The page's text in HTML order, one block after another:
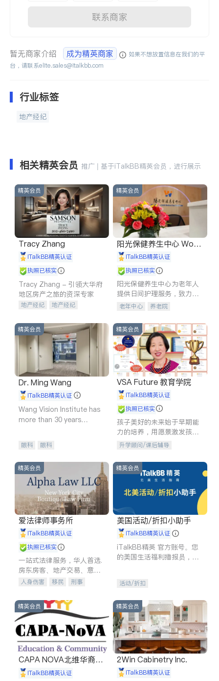
联系商家
暂无商家介绍 成为精英商家
如果不想放置信息在我们的平
台，请联系elite.sales@italkbb.com
行业标签
地产经纪
相关精英会员 推广 | 基于iTalkBB精英会员，进行展示
精英会员
Tracy Zhang
iTalkBB精英认证
执照已核实
Tracy Zhang - 引领大华府
地区房产之旅的资深专家
地产经纪
地产经纪
商铺租售
开发商建商
精英会员
阳光保健养生中心 World
shine
iTalkBB精英认证
执照已核实
阳光保健养生中心为老年人
提供日间护理服务，致力于
通过持续的护理创新来有效
老年中心 养老院
精英会员
Dr. Ming Wang
iTalkBB精英认证
Wang Vision Institute has
more than 30 years
眼科 眼科
精英会员
VSA Future 教育学院
iTalkBB精英认证
执照已核实
孩子美好的未来始于早期能
力的培养，用愿景激发孩子
的学习潜力和动力。理念：
拥有成长型心态是成功的基
石。
升学顾问/课后辅导
精英会员
爱法律师事务所
iTalkBB精英认证
执照已核实
一站式法律服务，华人首选.
房东房客、地产交易、意外
伤害、车祸重伤、商业诉
建筑合同、刑事案件全包办
人身伤害 移民
刑事
信托/遗嘱
商业
索赔
律师-其它 保释
精英会员
美国活动/折扣小助手
iTalkBB精英认证
iTalkBB精英 官方账号。您
的美国生活福利播报员，精
专属福利。
活动/折扣
精英会员
CAPA NOVA北维华裔家
长会iTalkBB精英认证
精英会员
2Win Cabinetry Inc.
iTalkBB精英认证